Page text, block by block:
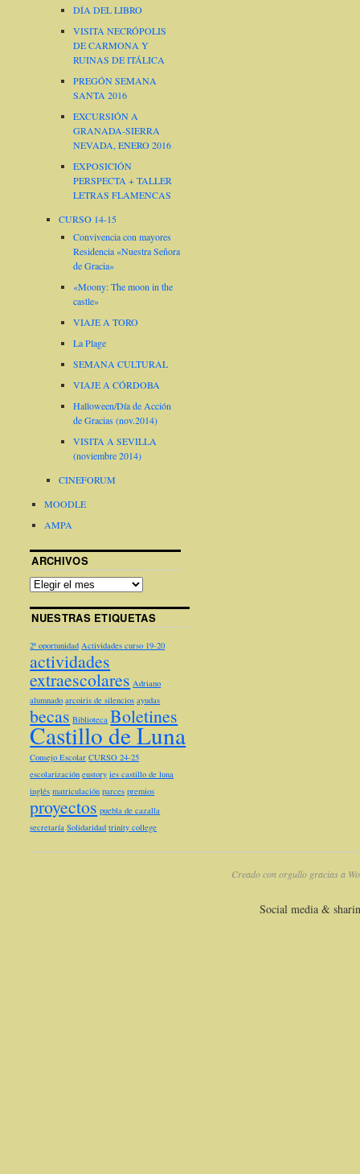
DÍA DEL LIBRO
VISITA NECRÓPOLIS
DE CARMONA Y
RUINAS DE ITÁLICA
PREGÓN SEMANA
SANTA 2016
EXCURSIÓN A
GRANADA-SIERRA
NEVADA, ENERO 2016
EXPOSICIÓN
PERSPECTA + TALLER
LETRAS FLAMENCAS
CURSO 14-15
Convivencia con mayores
Residencia «Nuestra Señora
de Gracia»
«Moony: The moon in the
castle»
VIAJE A TORO
La Plage
SEMANA CULTURAL
VIAJE A CÓRDOBA
Halloween/Día de Acción
de Gracias (nov.2014)
VISITA A SEVILLA
(noviembre 2014)
CINEFORUM
MOODLE
AMPA
ARCHIVOS
NUESTRAS ETIQUETAS
2ª oportunidad Actividades curso 19-20
actividades
extraescolares Adriano
alumnado arcoiris de silencios ayudas
becas Biblioteca Boletines
Castillo de Luna
Consejo Escolar CURSO 24-25
escolarización eustory ies castillo de luna
inglés matriculación parces premios
proyectos puebla de cazalla
secretaría Solidaridad trinity college
Creado con orgullo gracias a
Social media &